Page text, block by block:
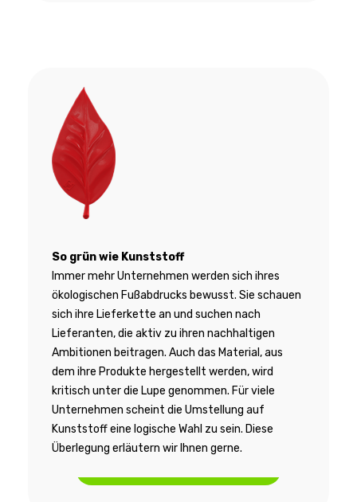
So grün wie Kunststoff
Immer mehr Unternehmen werden sich ihres
ökologischen Fußabdrucks bewusst. Sie schauen
sich ihre Lieferkette an und suchen nach
Lieferanten, die aktiv zu ihren nachhaltigen
Ambitionen beitragen. Auch das Material, aus
dem ihre Produkte hergestellt werden, wird
kritisch unter die Lupe genommen. Für viele
Unternehmen scheint die Umstellung auf
Kunststoff eine logische Wahl zu sein. Diese
Überlegung erläutern wir Ihnen gerne.